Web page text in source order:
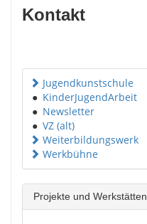
Kontakt
Jugendkunstschule
● KinderJugendArbeit
● Newsletter
● VZ (alt)
Weiterbildungswerk
Werkbühne
Projekte und Werkstätten